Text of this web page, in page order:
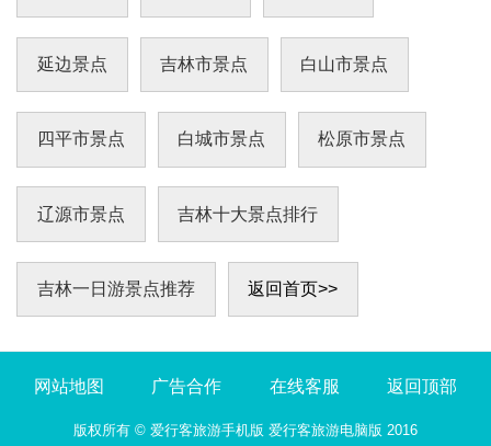
延边景点 吉林市景点 白山市景点
四平市景点 白城市景点 松原市景点
辽源市景点 吉林十大景点排行
吉林一日游景点推荐 返回首页>>
网站地图 广告合作 在线客服 返回顶部
版权所有 © 爱行客旅游手机版 爱行客旅游电脑版 2016